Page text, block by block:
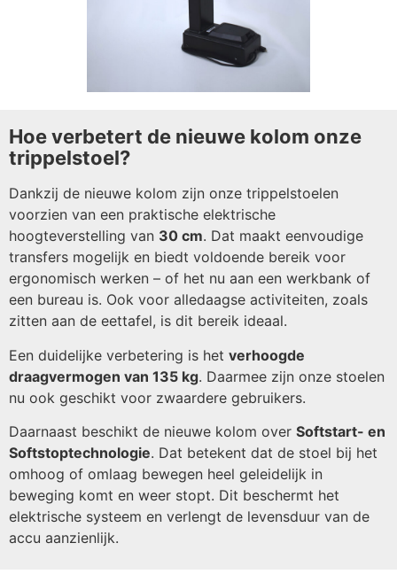
Hoe verbetert de nieuwe kolom onze
trippelstoel?
Dankzij de nieuwe kolom zijn onze trippelstoelen
voorzien van een praktische elektrische
hoogteverstelling van 30 cm. Dat maakt eenvoudige
transfers mogelijk en biedt voldoende bereik voor
ergonomisch werken – of het nu aan een werkbank of
een bureau is. Ook voor alledaagse activiteiten, zoals
zitten aan de eettafel, is dit bereik ideaal.
Een duidelijke verbetering is het verhoogde
draagvermogen van 135 kg. Daarmee zijn onze stoelen
nu ook geschikt voor zwaardere gebruikers.
Daarnaast beschikt de nieuwe kolom over Softstart- en
Softstoptechnologie. Dat betekent dat de stoel bij het
omhoog of omlaag bewegen heel geleidelijk in
beweging komt en weer stopt. Dit beschermt het
elektrische systeem en verlengt de levensduur van de
accu aanzienlijk.